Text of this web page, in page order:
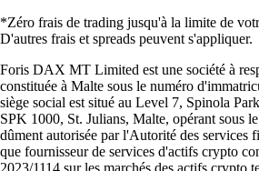
*Zéro frais de trading jusqu'à la limite de
D'autres frais et spreads peuvent s'appliquer.
Foris DAX MT Limited est une société à
constituée à Malte sous le numéro
siège social est situé au Level 7, Spinola
SPK 1000, St. Julians, Malte, opérant sous
dûment autorisée par l'Autorité des services
que fournisseur de services d'actifs crypto
2023/1114 sur les marchés des actifs crypto